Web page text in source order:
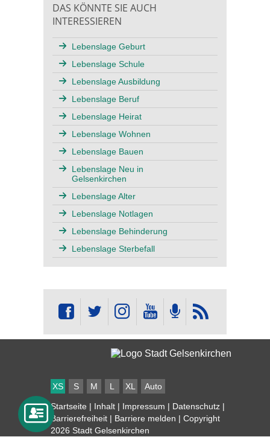
DAS KÖNNTE SIE AUCH
INTERESSIEREN
Lebenslage Geburt
Lebenslage Schule
Lebenslage Ausbildung
Lebenslage Beruf
Lebenslage Heirat
Lebenslage Wohnen
Lebenslage Bauen
Lebenslage Neu in
Gelsenkirchen
Lebenslage Alter
Lebenslage Notlagen
Lebenslage Behinderung
Lebenslage Sterbefall
XS S M L XL Auto
Startseite | Inhalt | Impressum | Datenschutz |
Barrierefreiheit | Barriere melden | Copyright
2026 Stadt Gelsenkirchen